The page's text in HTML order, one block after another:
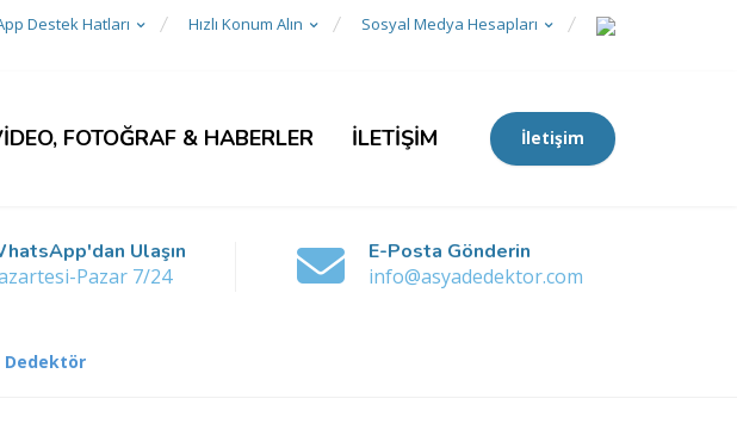
Destek Hatları Hızlı Konum Alın Sosyal Medya Hesapları
FOTOĞRAF & HABERLER İLETİŞİM İletişim
Ulaşın
Pazar 7/24
E-Posta Gönderin
info@asyadedektor.com
Dedektör